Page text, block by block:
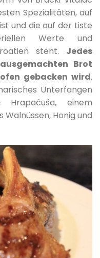
Spezialitäten, auf
und die auf der Liste
Werte und
steht. Jedes
Brot
gebacken wird.
Unterfangen
einem
Honig und